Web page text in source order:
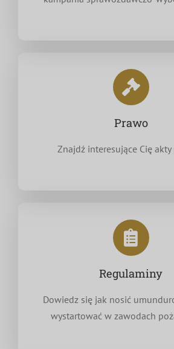
Prawo
Znajdź interesujące Cię
Regulaminy
Dowiedz się jak nosić
wystartować w zawodach